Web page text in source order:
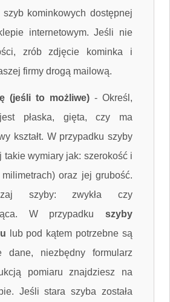
kominkowych dostępnej
internetowym. Jeśli nie
zrób zdjęcie kominka i
firmy drogą mailową.
(jeśli to możliwe) - Określ,
płaska, gięta, czy ma
kształt. W przypadku szyby
takie wymiary jak: szerokość i
oraz jej grubość.
szyby: zwykła czy
W przypadku szyby
lub pod kątem potrzebne są
dane, niezbędny formularz
pomiaru znajdziesz na
Jeśli stara szyba została